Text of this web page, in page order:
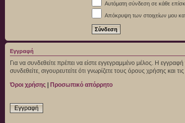
Αυτόματη σύνδεση σε κάθε
Απόκρυψη των στοιχείων μου
Εγγραφή
Για να συνδεθείτε πρέπει να είστε εγγεγραμμένο μέλος. Η
συνδεθείτε, σιγουρευτείτε ότι γνωρίζετε τους όρους χρήσης
Όροι χρήσης | Προσωπικό απόρρητο
Εγγραφή